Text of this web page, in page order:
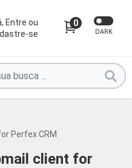
Entre ou
se
0
DARK
Perfex CRM
client for